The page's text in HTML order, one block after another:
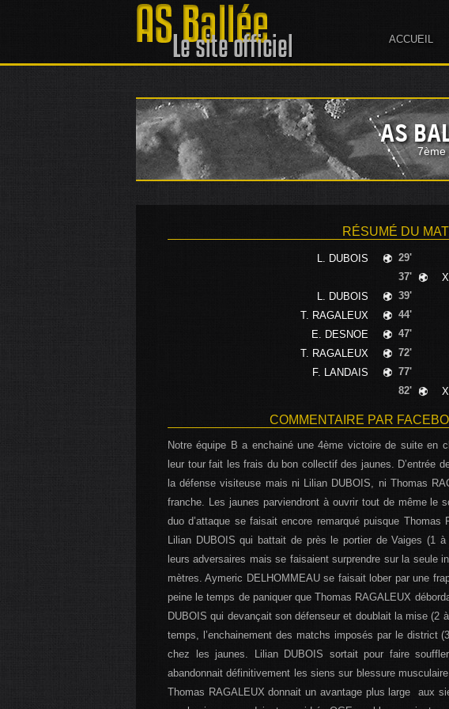
ACCUEIL
AS
7ème
RÉSUMÉ DU
L. DUBOIS
29'
37'
L. DUBOIS
39'
T. RAGALEUX
44'
E. DESNOE
47'
T. RAGALEUX
72'
F. LANDAIS
77'
82'
COMMENTAIRE PAR
Notre équipe B a enchainé une 4ème victoire de suite en
leur tour fait les frais du bon collectif des jaunes. D’entrée
la défense visiteuse mais ni Lilian DUBOIS, ni Thomas
franche. Les jaunes parviendront à ouvrir tout de même le
duo d’attaque se faisait encore remarqué puisque
Lilian DUBOIS qui battait de près le portier de Vaiges (1
leurs adversaires mais se faisaient surprendre sur la seule
mètres. Aymeric DELHOMMEAU se faisait lober par une
peine le temps de paniquer que Thomas RAGALEUX
DUBOIS qui devançait son défenseur et doublait la mise (2
temps, l’enchainement des matchs imposés par le district
chez les jaunes. Lilian DUBOIS sortait pour faire
abandonnait définitivement les siens sur blessure
Thomas RAGALEUX donnait un avantage plus large aux